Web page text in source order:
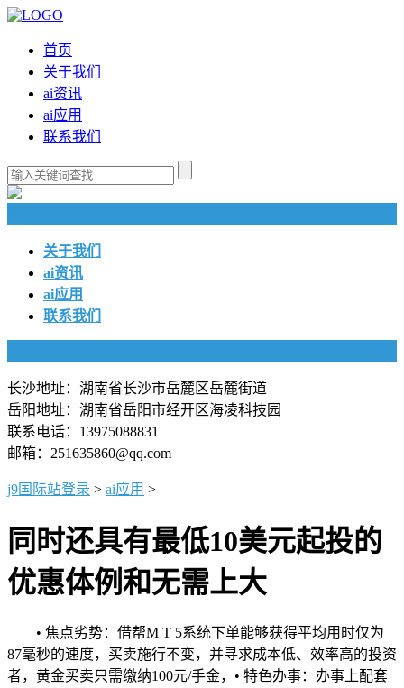
首页
关于我们
ai资讯
ai应用
联系我们
关于我们
ai资讯
ai应用
联系我们
长沙地址：湖南省长沙市岳麓区岳麓街道
岳阳地址：湖南省岳阳市经开区海凌科技园
联系电话：13975088831
邮箱：251635860@qq.com
j9国际站登录 > ai应用 >
同时还具有最低10美元起投的
优惠体例和无需上大
• 焦点劣势：借帮M T 5系统下单能够获得平均用时仅为
87毫秒的速度，买卖施行不变，并寻求成本低、效率高的投资
者，黄金买卖只需缴纳100元/手金，• 特色办事：办事上配套